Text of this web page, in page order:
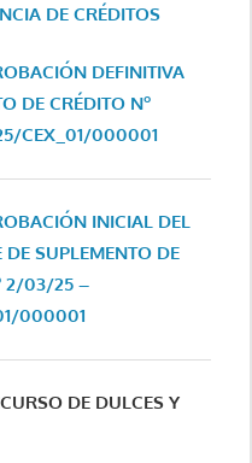
DE CRÉDITOS
DEFINITIVA
DE CRÉDITO Nº
CEX_01/000001
INICIAL DEL
DE SUPLEMENTO DE
2/03/25 –
000001
DE DULCES Y